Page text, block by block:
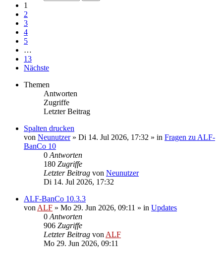
1
2
3
4
5
…
13
Nächste
Themen
Antworten
Zugriffe
Letzter Beitrag
Spalten drucken
von Neunutzer» Di 14. Jul 2026, 17:32 » in Fragen zu ALF-
BanCo 10
0 Antworten
180 Zugriffe
Letzter Beitrag von Neunutzer
Di 14. Jul 2026, 17:32
ALF-BanCo 10.3.3
von ALF » Mo 29. Jun 2026, 09:11 » in Updates
0 Antworten
906 Zugriffe
Letzter Beitrag von ALF
Mo 29. Jun 2026, 09:11